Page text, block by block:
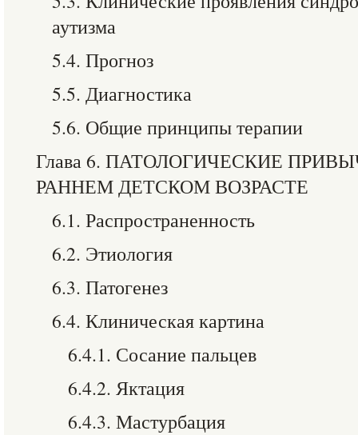
аутизма
5.4. Прогноз
5.5. Диагностика
5.6. Общие принципы терапии
Глава 6. ПАТОЛОГИЧЕСКИЕ
РАННЕМ ДЕТСКОМ ВОЗРАСТЕ
6.1. Распространенность
6.2. Этиология
6.3. Патогенез
6.4. Клиническая картина
6.4.1. Сосание пальцев
6.4.2. Яктация
6.4.3. Мастурбация